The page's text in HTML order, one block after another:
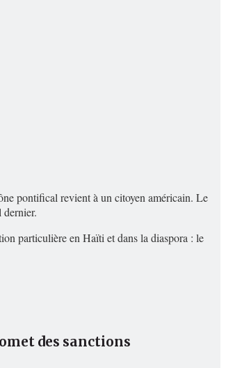
pontifical revient à un citoyen américain. Le
dernier.
particulière en Haïti et dans la diaspora : le
des sanctions